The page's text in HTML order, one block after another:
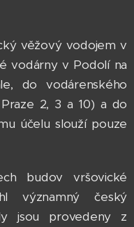
věžový vodojem v
vodárny v Podolí na
do vodárenského
2, 3 a 10) a do
účelu slouží pouze
budov vršovické
významný český
jsou provedeny z